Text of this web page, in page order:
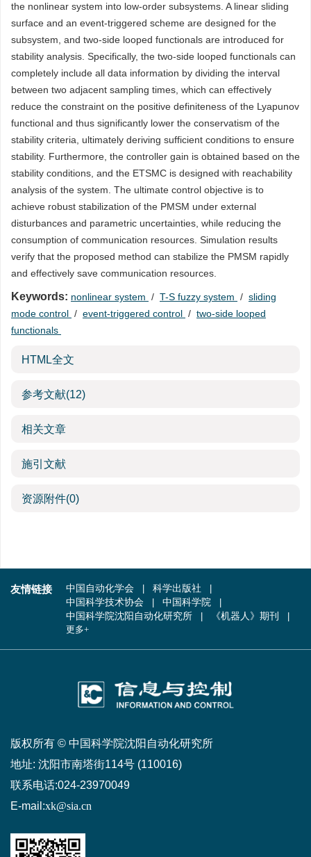
the nonlinear system into low-order subsystems. A linear sliding
surface and an event-triggered scheme are designed for the
subsystem, and two-side looped functionals are introduced for
stability analysis. Specifically, the two-side looped functionals can
completely include all data information by dividing the interval
between two adjacent sampling times, which can effectively
reduce the constraint on the positive definiteness of the Lyapunov
functional and thus significantly lower the conservatism of the
stability criteria, ultimately deriving sufficient conditions to ensure
stability. Furthermore, the controller gain is obtained based on the
stability conditions, and the ETSMC is designed with reachability
analysis of the system. The ultimate control objective is to
achieve robust stabilization of the PMSM under external
disturbances and parametric uncertainties, while reducing the
consumption of communication resources. Simulation results
verify that the proposed method can stabilize the PMSM rapidly
and effectively save communication resources.
Keywords: nonlinear system / T-S fuzzy system / sliding
mode control / event-triggered control / two-side looped
functionals
HTML全文
参考文献(12)
相关文章
施引文献
资源附件(0)
友情链接 中国自动化学会
科学出版社
中国科学技术协会
中国科学院
中国科学院沈阳自动化研究所
《机器人》期刊
更多+
版权所有 © 中国科学院沈阳自动化研究所
地址: 沈阳市南塔街114号 (110016)
联系电话:024-23970049
E-mail:xk@sia.cn